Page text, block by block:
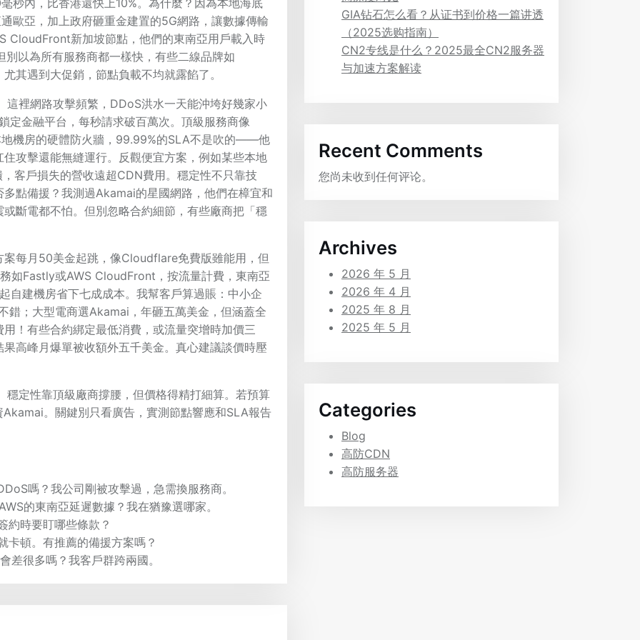
秒內，比香港還快上10%。為什麼？因為本地海底
歐亞，加上政府砸重金建置的5G網路，讓數據傳輸
CloudFront新加坡節點，他們的東南亞用戶載入時
以為所有服務商都一樣快，有些二線品牌如
其遇到大促銷，節點負載不均就露餡了。
裡網路攻擊頻繁，DDoS洪水一天能沖垮好幾家小
定金融平台，每秒請求破百萬次。頂級服務商像
機房的硬體防火牆，99.99%的SLA不是吹的——他
攻擊還能無縫運行。反觀便宜方案，例如某些本地
客戶損失的營收遠超CDN費用。穩定性不只靠技
點備援？我測過Akamai的星國網路，他們在樟宜和
斷電都不怕。但別忽略合約細節，有些廠商把「穩
每月50美金起跳，像Cloudflare免費版雖能用，但
如Fastly或AWS CloudFront，按流量計費，東南亞
自建機房省下七成成本。我幫客戶算過賬：中小企
錯；大型電商選Akamai，年砸五萬美金，但涵蓋全
！有些合約綁定最低消費，或流量突增時加價三
高峰月爆單被收額外五千美金。真心建議談價時壓
定性靠頂級廠商撐腰，但價格得精打細算。若預算
。關鍵別只看廣告，實測節點響應和SLA報告
嗎？我公司剛被攻擊過，急需換服務商。
的東南亞延遲數據？我在猶豫選哪家。
約時要盯哪些條款？
卡頓。有推薦的備援方案嗎？
差很多嗎？我客戶群跨兩國。
GIA钻石怎么看？从证书到价格一篇讲透
（2025选购指南）
CN2专线是什么？2025最全CN2服务器
与加速方案解读
Recent Comments
您尚未收到任何评论。
Archives
2026 年 5 月
2026 年 4 月
2025 年 8 月
2025 年 5 月
Categories
Blog
高防CDN
高防服务器